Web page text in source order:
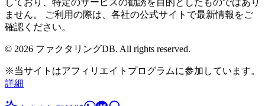
しており、特定のサービスの勧誘を目的としたものではあり
ません。 ご利用の際は、各社の公式サイトで最新情報をご
確認ください。
© 2026 ファクタリングDB. All rights reserved.
※当サイトはアフィリエイトプログラムに参加しています。
詳細